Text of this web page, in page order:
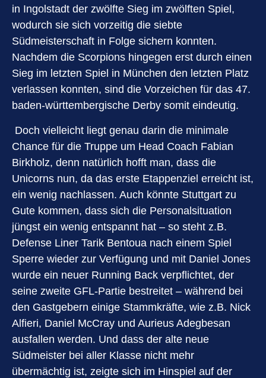
in Ingolstadt der zwölfte Sieg im zwölften Spiel,
wodurch sie sich vorzeitig die siebte
Südmeisterschaft in Folge sichern konnten.
Nachdem die Scorpions hingegen erst durch einen
Sieg im letzten Spiel in München den letzten Platz
verlassen konnten, sind die Vorzeichen für das 47.
baden-württembergische Derby somit eindeutig.
Doch vielleicht liegt genau darin die minimale
Chance für die Truppe um Head Coach Fabian
Birkholz, denn natürlich hofft man, dass die
Unicorns nun, da das erste Etappenziel erreicht ist,
ein wenig nachlassen. Auch könnte Stuttgart zu
Gute kommen, dass sich die Personalsituation
jüngst ein wenig entspannt hat – so steht z.B.
Defense Liner Tarik Bentoua nach einem Spiel
Sperre wieder zur Verfügung und mit Daniel Jones
wurde ein neuer Running Back verpflichtet, der
seine zweite GFL-Partie bestreitet – während bei
den Gastgebern einige Stammkräfte, wie z.B. Nick
Alfieri, Daniel McCray und Aurieus Adegbesan
ausfallen werden. Und dass der alte neue
Südmeister bei aller Klasse nicht mehr
übermächtig ist, zeigte sich im Hinspiel auf der